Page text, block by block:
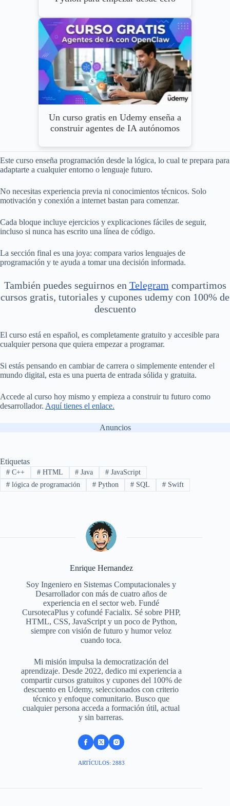
Un curso gratis en Udemy enseña a
construir agentes de IA autónomos
Este curso enseña programación desde la lógica, lo cual te prepara para
adaptarte a cualquier entorno o lenguaje futuro.
No necesitas experiencia previa ni conocimientos técnicos. Solo
motivación y conexión a internet bastan para comenzar.
Cada bloque incluye ejercicios y explicaciones fáciles de seguir,
incluso si nunca has escrito una línea de código.
La sección final es una joya: compara varios lenguajes de
programación y te ayuda a tomar una decisión informada.
También puedes seguirnos en Telegram compartimos
cursos gratis, tutoriales y cupones udemy con 100% de
descuento
El curso está en español, es completamente gratuito y accesible para
cualquier persona que quiera empezar a programar.
Si estás pensando en cambiar de carrera o simplemente entender el
mundo digital, esta es una puerta de entrada sólida y gratuita.
Accede al curso hoy mismo y empieza a construir tu futuro como
desarrollador. Aquí tienes el enlace.
Anuncios
Etiquetas
#C++ #HTML # Java # JavaScript
#lógica de programación #Python # SQL # Swift
Enrique Hernandez
Soy Ingeniero en Sistemas Computacionales y
Desarrollador con más de cuatro años de
experiencia en el sector web. Fundé
CursotecaPlus y cofundé Facialix. Sé sobre PHP,
HTML, CSS, JavaScript y un poco de Python,
siempre con visión de futuro y humor veloz
cuando toca.
Mi misión impulsa la democratización del
aprendizaje. Desde 2022, dedico mi experiencia a
compartir cursos gratuitos y cupones del 100% de
descuento en Udemy, seleccionados con criterio
técnico y enfoque comunitario. Busco que
cualquier persona acceda a formación útil, actual
y sin barreras.
ARTÍCULOS: 2883